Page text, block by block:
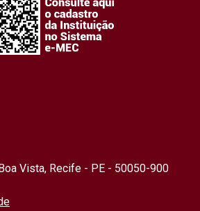
Vista, Recife - PE - 50050-900